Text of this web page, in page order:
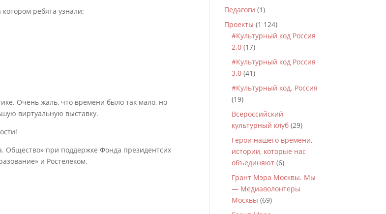
ребята узнали:
Очень жаль, что времени было так мало, но
виртуальную выставку.
Общество» при поддержке Фонда президентсих
и Ростелеком.
Педагоги (1)
Проекты (1 124)
#Культурный код Россия
2.0 (17)
#Культурный код Россия
3.0 (41)
#Культурный код. Россия
(19)
Всероссийский
культурный клуб (29)
Герои нашего времени,
истории, которые нас
объединяют (6)
Грант Мэра Москвы. Мы
— Медиаволонтеры
Москвы (69)